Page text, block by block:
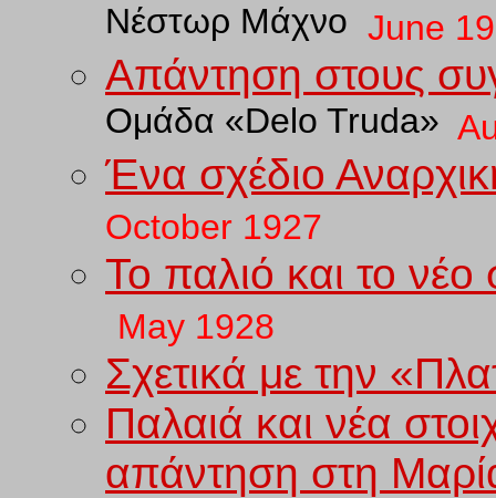
Νέστωρ Μάχνο June
Απάντηση στους
Ομάδα «Delo Truda»
Ένα σχέδιο
October 1927
Το παλιό και το
May 1928
Σχετικά με την
Παλαιά και νέα
απάντηση στη